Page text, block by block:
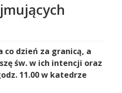
co dzień za granicą, a
św. w ich intencji oraz
11.00 w katedrze